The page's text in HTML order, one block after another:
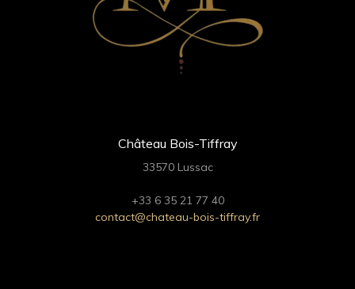
Château Bois-Tiffray
33570 Lussac
+33 6 35 21 77 40
contact@chateau-bois-tiffray.fr